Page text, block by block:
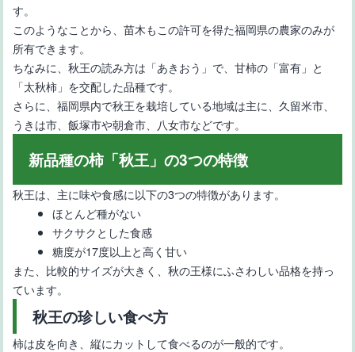
【静岡県で栽培されているみかんの品種】オリジナル品種・新品
種
【いちご栽培初心者向け】育てやすい品種と育てるときのポイン
す。
このようなことから、苗木もこの許可を得た福岡県の農家のみが
所有できます。
ちなみに、秋王の読み方は「あきおう」で、甘柿の「富有」と
「太秋柿」を交配した品種です。
さらに、福岡県内で秋王を栽培している地域は主に、久留米市、
うきは市、飯塚市や朝倉市、八女市などです。
新品種の柿「秋王」の3つの特徴
秋王は、主に味や食感に以下の3つの特徴があります。
ほとんど種がない
サクサクとした食感
糖度が17度以上と高く甘い
また、比較的サイズが大きく、秋の王様にふさわしい品格を持っ
ています。
秋王の珍しい食べ方
柿は皮を向き、縦にカットして食べるのが一般的です。